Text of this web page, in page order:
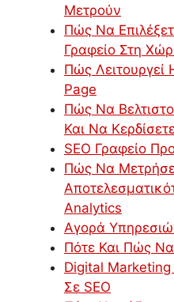
Μετρούν
Πώς Να
Γραφείο Στη
Πώς Λειτουργεί
Page
Πώς Να
Και Να
SEO Γραφείο
Πώς Να
Analytics
Αγορά
Πότε Και Πώς Να
Digital Marketing
Σε SEO